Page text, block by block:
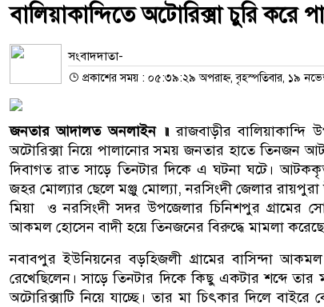
বালিয়াকান্দিতে অটোরিক্সা চুরি
সংবাদদাতা-
প্রকাশের সময় : ০৫:৩৯:২৯ অপরাহ্ন, বৃহস্পতিবার, ১৯
জনতার আদালত অনলাইন ॥ রাজবাড়ীর
অটোরিক্সা নিয়ে পালানোর সময় জনতার হাতে তিনজন
দিবাগত রাত সাড়ে তিনটার দিকে এ ঘটনা ঘটে।
জহর মোল্যার ছেলে মঞ্জু মোল্যা, নরসিংদী জেলার
মিয়া ও নরসিংদী সদর উপজেলার চিনিশপুর গ্রামের
আকমল হোসেন বাদী হয়ে তিনজনের বিরুদ্ধে মামলা
নবাবপুর ইউনিয়নের বড়হিজলী গ্রামের বাসিন্দা আকমল
রেখেছিলেন। সাড়ে তিনটার দিকে কিছু একটার শব্দে
অটোরিক্সাটি নিয়ে যাচ্ছে। তার মা চিৎকার দিলে